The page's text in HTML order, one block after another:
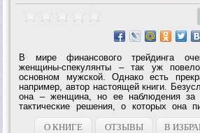
В мире финансового трейдинга
женщины-спекулянты – так уж
основном мужской. Однако есть
например, автор настоящей книги.
она – женщина, но ее наблюдения
тактические решения, о которых она
интересной книги, позволили ей
валютный дилинг, возможно,...
О КНИГЕ ОТЗЫВЫ В